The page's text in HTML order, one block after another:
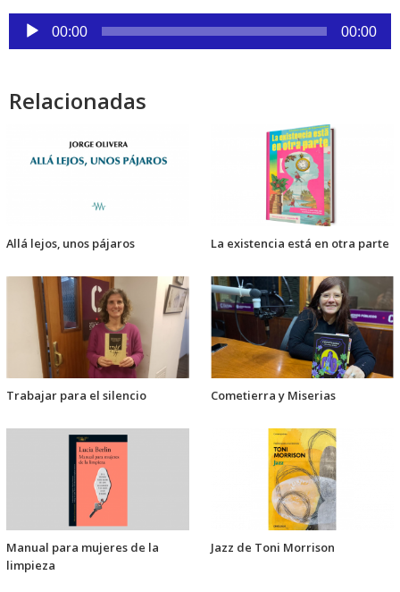
Reproductor
de
00:00 00:00
Relacionadas
Allá lejos, unos pájaros La existencia está en otra parte
Trabajar para el silencio Cometierra y Miserias
Manual para mujeres de la
limpieza
Jazz de Toni Morrison